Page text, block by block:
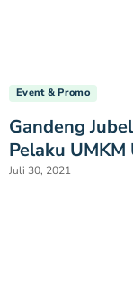
Event & Promo
Gandeng
Pelaku
Juli 30, 2021